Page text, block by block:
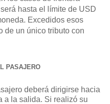
hasta el límite de USD
Excedidos esos
de un único tributo con
PASAJERO
deberá dirigirse hacia
a la salida. Si realizó su